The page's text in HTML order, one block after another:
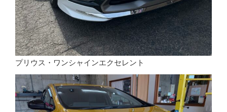
プリウス・ワンシャインエクセレント